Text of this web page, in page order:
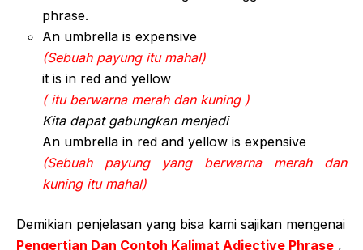
phrase.
An umbrella is expensive
(Sebuah payung itu mahal)
it is in red and yellow
( itu berwarna merah dan kuning )
Kita dapat gabungkan menjadi
An umbrella in red and yellow is expensive
(Sebuah payung yang berwarna merah dan
kuning itu mahal)
Demikian penjelasan yang bisa kami sajikan mengenai
Pengertian Dan Contoh Kalimat Adjective Phrase ,